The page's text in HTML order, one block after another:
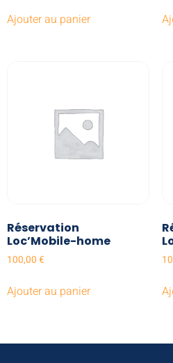
Ajouter au panier
Réservation
Loc’Mobile-home
100,00 €
Ajouter au panier